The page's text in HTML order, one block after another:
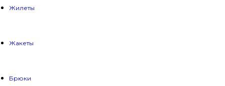
Жилеты
Жакеты
Брюки